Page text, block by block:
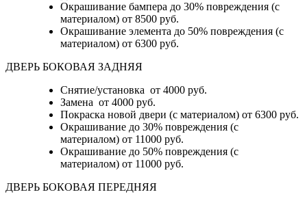
Окрашивание бампера до 30% повреждения (с
материалом) от 8500 руб.
Окрашивание элемента до 50% повреждения (с
материалом) от 6300 руб.
ДВЕРЬ БОКОВАЯ ЗАДНЯЯ
Снятие/установка от 4000 руб.
Замена от 4000 руб.
Покраска новой двери (с материалом) от 6300 руб.
Окрашивание до 30% повреждения (с
материалом) от 11000 руб.
Окрашивание до 50% повреждения (с
материалом) от 11000 руб.
ДВЕРЬ БОКОВАЯ ПЕРЕДНЯЯ